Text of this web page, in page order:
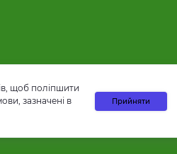
щоб поліпшити
зазначені в
Прийняти